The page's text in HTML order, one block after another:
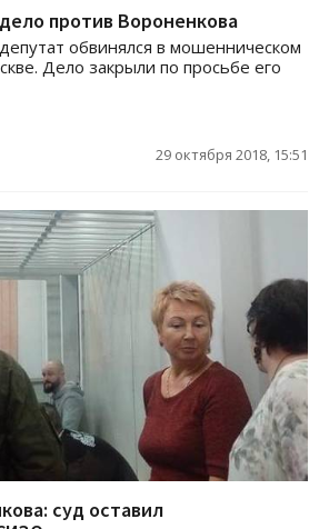
против Вороненкова
обвинялся в мошенническом
Дело закрыли по просьбе его
29 октября 2018, 15:51
суд оставил